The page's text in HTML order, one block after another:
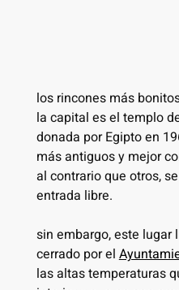
los rincones más
la capital es el templo
donada por Egipto en
más antiguos y mejor
al contrario que otros,
entrada libre.
sin embargo, este lugar
cerrado por el
las altas temperaturas